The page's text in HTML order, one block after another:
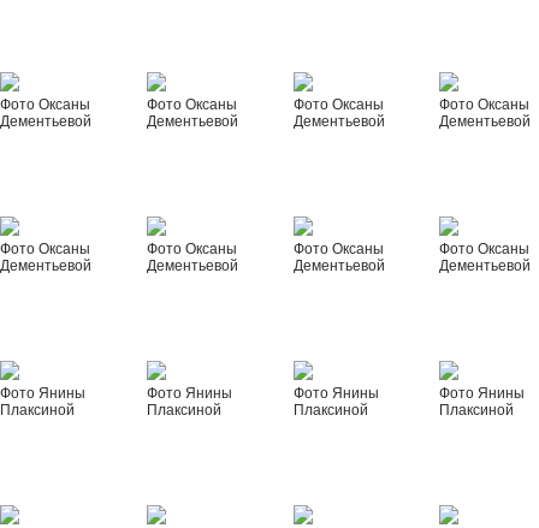
Фото Оксаны
Дементьевой
Фото Оксаны
Дементьевой
Фото Оксаны
Дементьевой
Фото Оксаны
Дементьевой
Фото Оксаны
Дементьевой
Фото Оксаны
Дементьевой
Фото Оксаны
Дементьевой
Фото Оксаны
Дементьевой
Фото Янины
Плаксиной
Фото Янины
Плаксиной
Фото Янины
Плаксиной
Фото Янины
Плаксиной